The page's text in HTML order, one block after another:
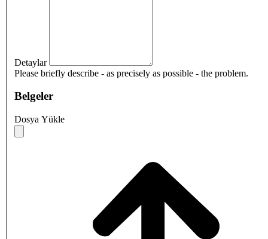
Detaylar
Please briefly describe - as precisely as possible - the problem.
Belgeler
Dosya Yükle